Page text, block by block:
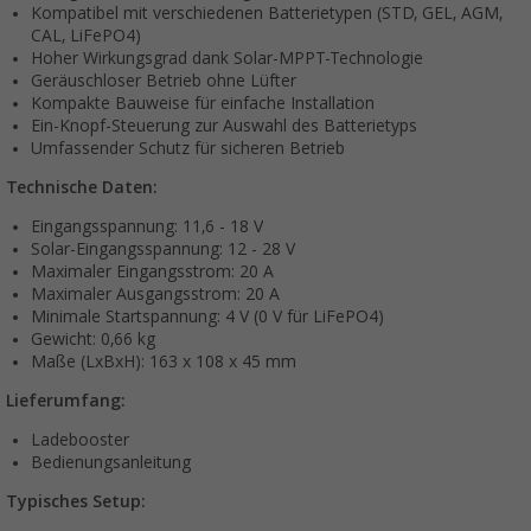
Kompatibel mit verschiedenen Batterietypen (STD, GEL, AGM,
CAL, LiFePO4)
Hoher Wirkungsgrad dank Solar-MPPT-Technologie
Geräuschloser Betrieb ohne Lüfter
Kompakte Bauweise für einfache Installation
Ein-Knopf-Steuerung zur Auswahl des Batterietyps
Umfassender Schutz für sicheren Betrieb
Technische Daten:
Eingangsspannung: 11,6 - 18 V
Solar-Eingangsspannung: 12 - 28 V
Maximaler Eingangsstrom: 20 A
Maximaler Ausgangsstrom: 20 A
Minimale Startspannung: 4 V (0 V für LiFePO4)
Gewicht: 0,66 kg
Maße (LxBxH): 163 x 108 x 45 mm
Lieferumfang:
Ladebooster
Bedienungsanleitung
Typisches Setup: